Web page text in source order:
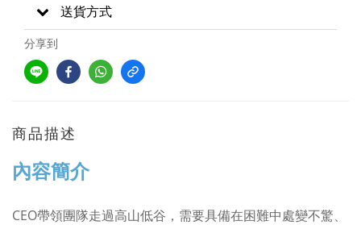
送貨方式
分享到
商品描述
內容簡介
CEO帶領團隊走過高山低谷，需要具備在困難中處變不驚、